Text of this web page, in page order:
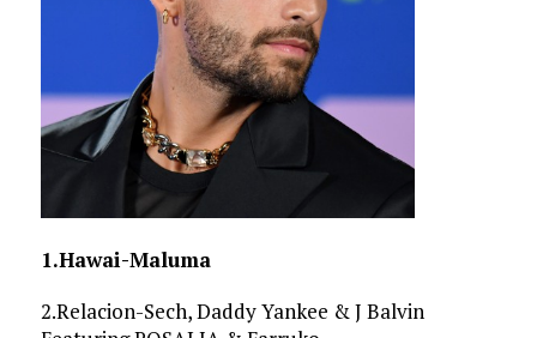
1.Hawai-Maluma
2.Relacion-Sech, Daddy Yankee & J Balvin